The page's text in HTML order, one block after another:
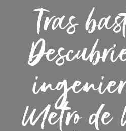
Tras
Metro